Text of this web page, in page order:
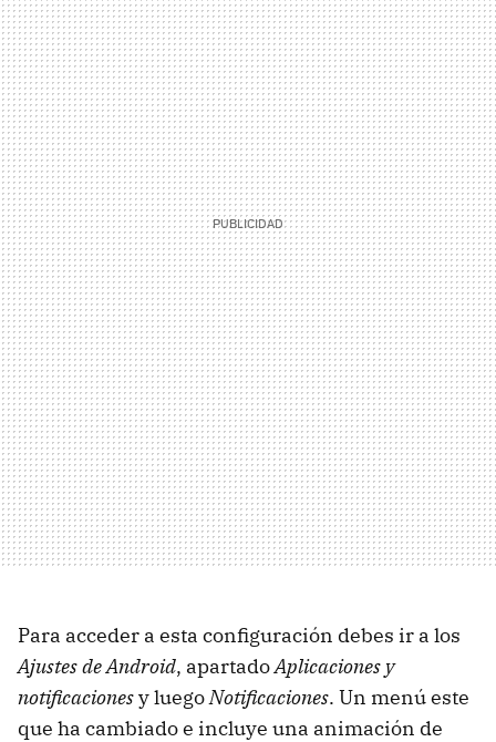
Para acceder a esta configuración debes ir a los
Ajustes de Android, apartadoAplicaciones y
notificacionesy luegoNotificaciones. Un menú este
que ha cambiado e incluye una animación de